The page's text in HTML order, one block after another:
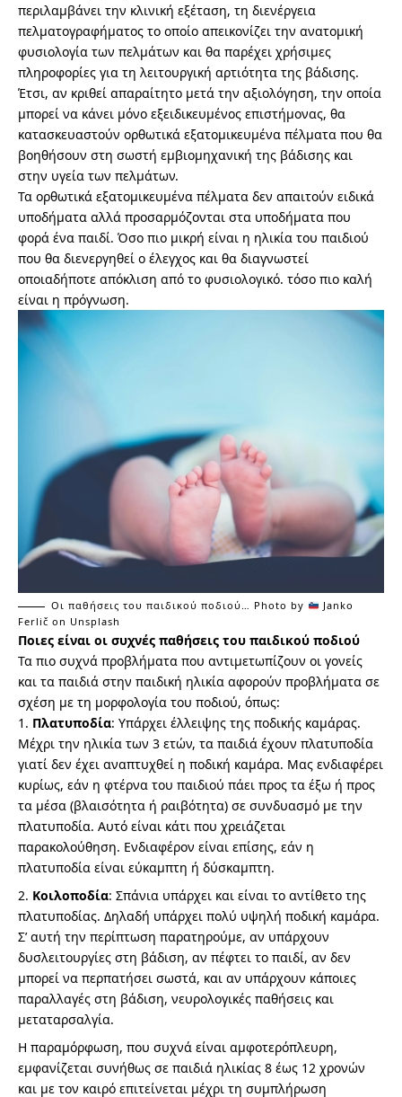
περιλαμβάνει την κλινική εξέταση, τη διενέργεια
πελματογραφήματος το οποίο απεικονίζει την ανατομική
φυσιολογία των πελμάτων και θα παρέχει χρήσιμες
πληροφορίες για τη λειτουργική αρτιότητα της βάδισης.
Έτσι, αν κριθεί απαραίτητο μετά την αξιολόγηση, την οποία
μπορεί να κάνει μόνο εξειδικευμένος επιστήμονας, θα
κατασκευαστούν ορθωτικά εξατομικευμένα πέλματα που θα
βοηθήσουν στη σωστή εμβιομηχανική της βάδισης και
στην υγεία των πελμάτων.
Τα ορθωτικά εξατομικευμένα πέλματα δεν απαιτούν ειδικά
υποδήματα αλλά προσαρμόζονται στα υποδήματα που
φορά ένα παιδί. Όσο πιο μικρή είναι η ηλικία του παιδιού
που θα διενεργηθεί ο έλεγχος και θα διαγνωστεί
οποιαδήποτε απόκλιση από το φυσιολογικό. τόσο πιο καλή
είναι η πρόγνωση.
Οι παθήσεις του παιδικού ποδιού… Photo by
Janko
Ferlič on Unsplash
Ποιες είναι οι συχνές παθήσεις του παιδικού ποδιού
Τα πιο συχνά προβλήματα που αντιμετωπίζουν οι γονείς
και τα παιδιά στην παιδική ηλικία αφορούν προβλήματα σε
σχέση με τη μορφολογία του ποδιού, όπως:
Πλατυποδία: Υπάρχει έλλειψης της ποδικής καμάρας.
Μέχρι την ηλικία των 3 ετών, τα παιδιά έχουν πλατυποδία
γιατί δεν έχει αναπτυχθεί η ποδική καμάρα. Μας ενδιαφέρει
κυρίως, εάν η φτέρνα του παιδιού πάει προς τα έξω ή προς
τα μέσα (βλαισότητα ή ραιβότητα) σε συνδυασμό με την
πλατυποδία. Αυτό είναι κάτι που χρειάζεται
παρακολούθηση. Ενδιαφέρον είναι επίσης, εάν η
πλατυποδία είναι εύκαμπτη ή δύσκαμπτη.
Κοιλοποδία: Σπάνια υπάρχει και είναι το αντίθετο της
πλατυποδίας. Δηλαδή υπάρχει πολύ υψηλή ποδική καμάρα.
Σ’ αυτή την περίπτωση παρατηρούμε, αν υπάρχουν
δυσλειτουργίες στη βάδιση, αν πέφτει το παιδί, αν δεν
μπορεί να περπατήσει σωστά, και αν υπάρχουν κάποιες
παραλλαγές στη βάδιση, νευρολογικές παθήσεις και
μεταταρσαλγία.
Η παραμόρφωση, που συχνά είναι αμφοτερόπλευρη,
εμφανίζεται συνήθως σε παιδιά ηλικίας 8 έως 12 χρονών
και με τον καιρό επιτείνεται μέχρι τη συμπλήρωση